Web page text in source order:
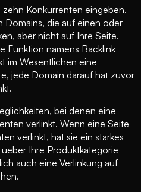
Konkurrenten eingeben.
Domains, die auf einen oder
aber nicht auf Ihre Seite.
Funktion namens Backlink
im Wesentlichen eine
jede Domain darauf hat zuvor
bei denen eine
verlinkt. Wenn eine Seite
verlinkt, hat sie ein starkes
Ihre Produktkategorie
auch eine Verlinkung auf